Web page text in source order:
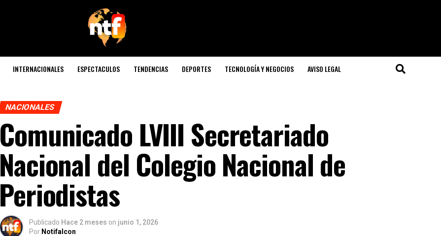
INTERNACIONALES ESPECTACULOS TENDENCIAS DEPORTES TECNOLOGÍA Y NEGOCIOS AVISO LEGAL
NACIONALES
Comunicado LVIII Secretariado
Nacional del Colegio Nacional de
Periodistas
Publicado Hace 2 meses on junio 1, 2026
Por Notifalcon